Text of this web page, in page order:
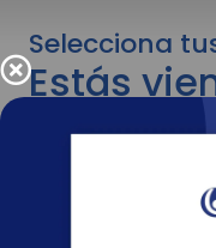
Selecciona
Estás
para
Para cambiar al
adelante